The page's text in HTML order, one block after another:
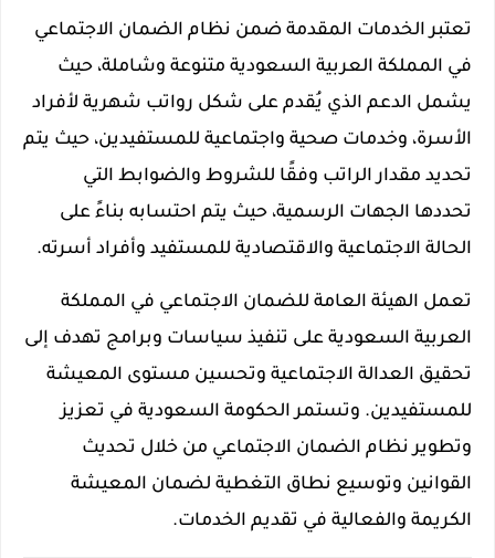
تعتبر الخدمات المقدمة ضمن نظام الضمان الاجتماعي
في المملكة العربية السعودية متنوعة وشاملة، حيث
يشمل الدعم الذي يُقدم على شكل رواتب شهرية لأفراد
الأسرة، وخدمات صحية واجتماعية للمستفيدين، حيث يتم
تحديد مقدار الراتب وفقًا للشروط والضوابط التي
تحددها الجهات الرسمية، حيث يتم احتسابه بناءً على
الحالة الاجتماعية والاقتصادية للمستفيد وأفراد أسرته.
تعمل الهيئة العامة للضمان الاجتماعي في المملكة
العربية السعودية على تنفيذ سياسات وبرامج تهدف إلى
تحقيق العدالة الاجتماعية وتحسين مستوى المعيشة
للمستفيدين. وتستمر الحكومة السعودية في تعزيز
وتطوير نظام الضمان الاجتماعي من خلال تحديث
القوانين وتوسيع نطاق التغطية لضمان المعيشة
الكريمة والفعالية في تقديم الخدمات.